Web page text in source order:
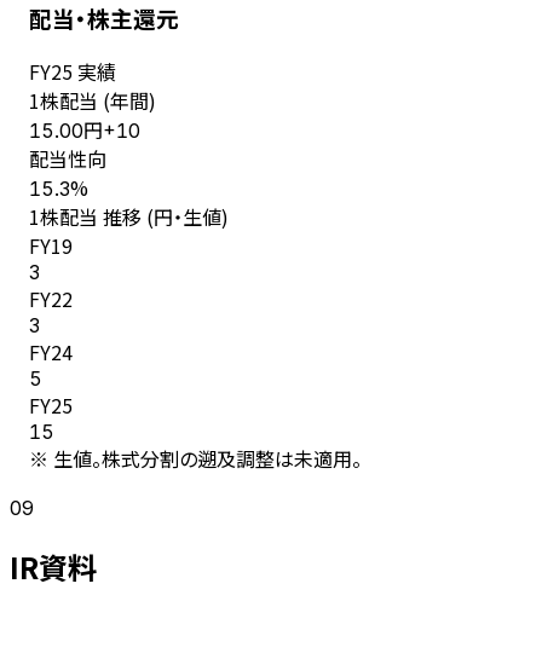
配当・株主還元
FY25 実績
1株配当 (年間)
15.00円+10
配当性向
15.3%
1株配当 推移 (円・生値)
FY19
3
FY22
3
FY24
5
FY25
15
※ 生値。株式分割の遡及調整は未適用。
09
IR資料